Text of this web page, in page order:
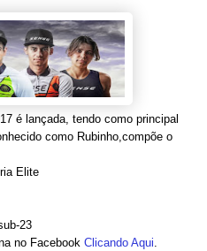
é lançada, tendo como principal
como Rubinho,compõe o
Elite
23
no Facebook Clicando Aqui.